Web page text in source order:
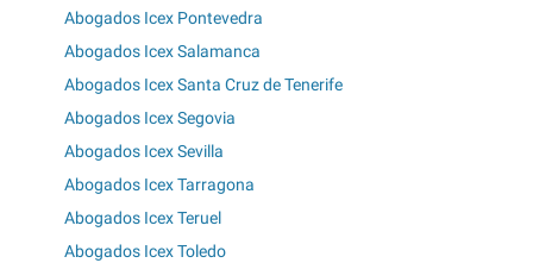
Abogados Icex Pontevedra
Abogados Icex Salamanca
Abogados Icex Santa Cruz de Tenerife
Abogados Icex Segovia
Abogados Icex Sevilla
Abogados Icex Tarragona
Abogados Icex Teruel
Abogados Icex Toledo